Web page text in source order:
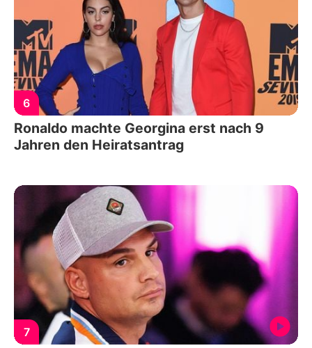
6
Ronaldo machte Georgina erst nach 9
Jahren den Heiratsantrag
7